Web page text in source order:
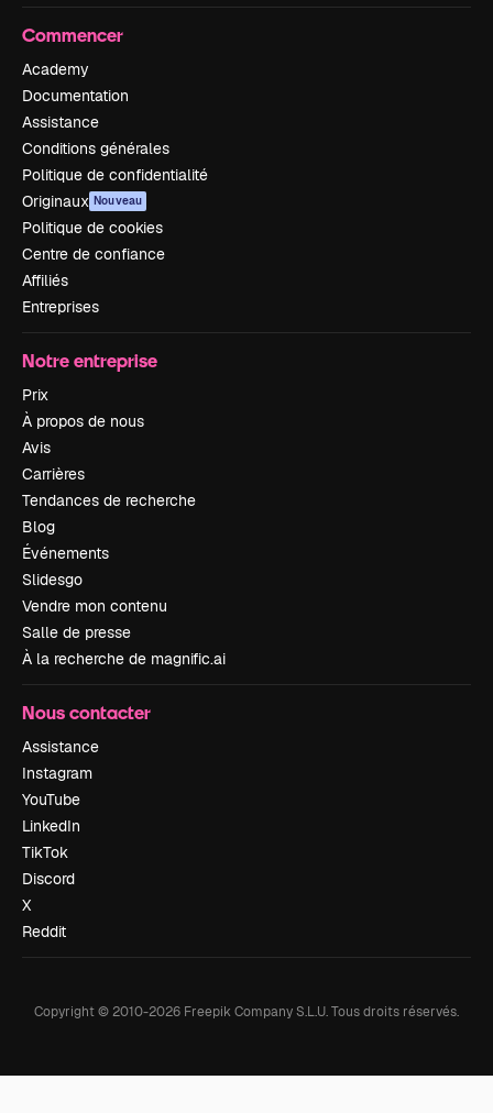
Commencer
Academy
Documentation
Assistance
Conditions générales
Politique de confidentialité
Originaux Nouveau
Politique de cookies
Centre de confiance
Affiliés
Entreprises
Notre entreprise
Prix
À propos de nous
Avis
Carrières
Tendances de recherche
Blog
Événements
Slidesgo
Vendre mon contenu
Salle de presse
À la recherche de magnific.ai
Nous contacter
Assistance
Instagram
YouTube
LinkedIn
TikTok
Discord
X
Reddit
Copyright © 2010-2026 Freepik Company S.L.U.Tous droits réservés.